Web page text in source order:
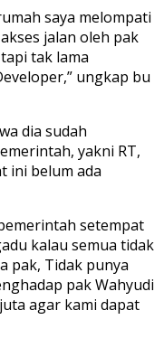
saya melompati
jalan oleh pak
tak lama
ungkap bu
dia sudah
yakni RT,
ini belum ada
setempat
kalau semua tidak
pak, Tidak punya
pak Wahyudi
agar kami dapat